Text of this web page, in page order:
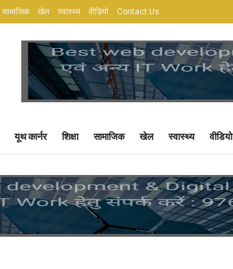
सामाजिक खेल स्वास्थ्य वीडियो Contact Us
यूथ कार्नर शिक्षा सामाजिक खेल स्वास्थ्य वीडियो